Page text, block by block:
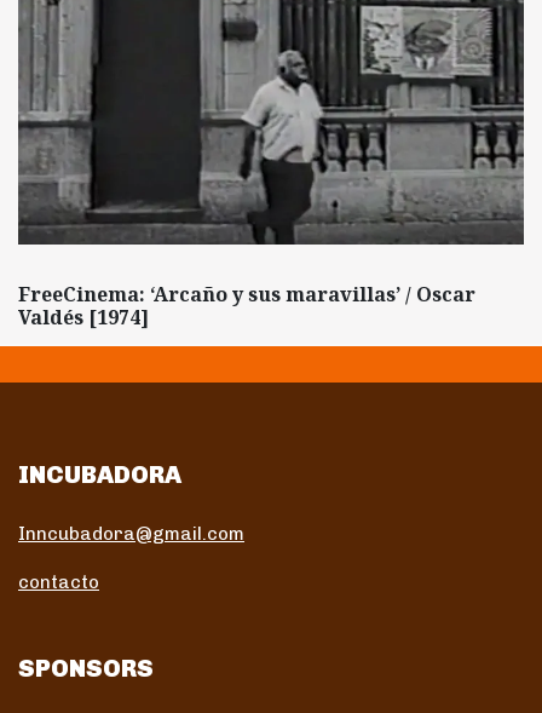
FreeCinema: ‘Arcaño y sus maravillas’ / Oscar
Valdés [1974]
INCUBADORA
Inncubadora@gmail.com
contacto
SPONSORS